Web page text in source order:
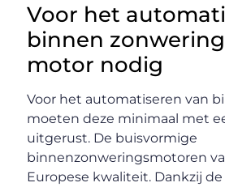
Voor het
binnen
motor nodig
Voor het automatiseren van
moeten deze minimaal met
uitgerust. De buisvormige
binnenzonweringsmotoren
Europese kwaliteit. Dankzij